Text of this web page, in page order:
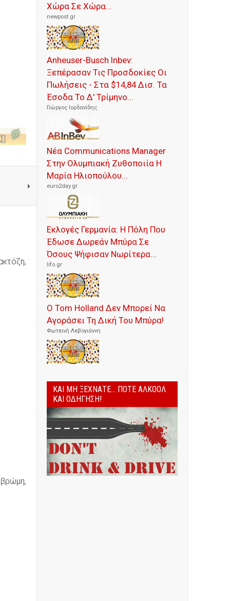
Χώρα Σε Χώρα...
newpost.gr
Anheuser-Busch Inbev:
Ξεπέρασαν Τις Προσδοκίες Οι
Πωλήσεις - Στα $14,84 Δισ. Τα
Έσοδα Το Δ' Τρίμηνο...
Γιώργος Ιορδανίδης
Νέα Communications Manager
Στην Ολυμπιακή Ζυθοποιία Η
Μαρία Ηλιοπούλου...
euro2day.gr
Εκλογές Γερμανία: Η Πόλη Που
Έδωσε Δωρεάν Μπύρα Σε
Όσους Ψήφισαν Νωρίτερα...
lifo.gr
Ο Tom Holland Δεν Μπορεί Να
Αγοράσει Τη Δική Του Μπύρα!
Φωτεινή Λεβογιάννη
ΚΑΙ ΜΗ ΞΕΧΝΆΤΕ... ΠΟΤΈ ΑΛΚΟΌΛ
ΚΑΙ ΟΔΉΓΗΣΗ!